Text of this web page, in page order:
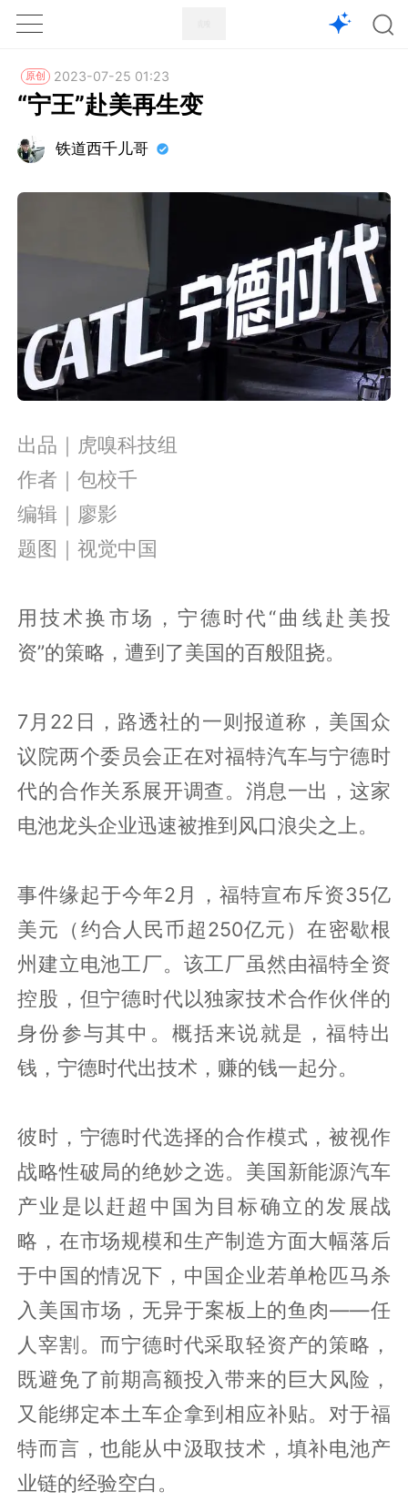
1X
原创 2023-07-25 01:23
“宁王”赴美再生变
铁道西千儿哥
出品｜虎嗅科技组
作者｜包校千
编辑｜廖影
题图｜视觉中国
用技术换市场，宁德时代“曲线赴美投
资”的策略，遭到了美国的百般阻挠。
7月22日，路透社的一则报道称，美国众
议院两个委员会正在对福特汽车与宁德时
代的合作关系展开调查。消息一出，这家
电池龙头企业迅速被推到风口浪尖之上。
事件缘起于今年2月，福特宣布斥资35亿
美元（约合人民币超250亿元）在密歇根
州建立电池工厂。该工厂虽然由福特全资
控股，但宁德时代以独家技术合作伙伴的
身份参与其中。概括来说就是，福特出
钱，宁德时代出技术，赚的钱一起分。
彼时，宁德时代选择的合作模式，被视作
战略性破局的绝妙之选。美国新能源汽车
产业是以赶超中国为目标确立的发展战
略，在市场规模和生产制造方面大幅落后
于中国的情况下，中国企业若单枪匹马杀
入美国市场，无异于案板上的鱼肉——任
人宰割。而宁德时代采取轻资产的策略，
既避免了前期高额投入带来的巨大风险，
又能绑定本土车企拿到相应补贴。对于福
特而言，也能从中汲取技术，填补电池产
业链的经验空白。